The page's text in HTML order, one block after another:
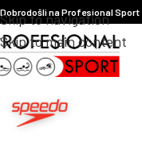
Skip to navigation
Skip to main content
Dobrodošli na Profesional Sport